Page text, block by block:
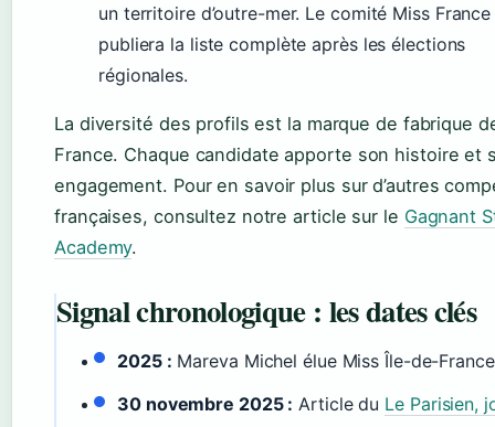
un territoire d’outre-mer. Le comité Miss France
publiera la liste complète après les élections
régionales.
La diversité des profils est la marque de fabrique
France. Chaque candidate apporte son histoire et
engagement. Pour en savoir plus sur d’autres
françaises, consultez notre article sur le Gagnant
Academy.
Signal chronologique : les dates clés
2025 : Mareva Michel élue Miss Île-de-
30 novembre 2025 : Article du Le Parisien,